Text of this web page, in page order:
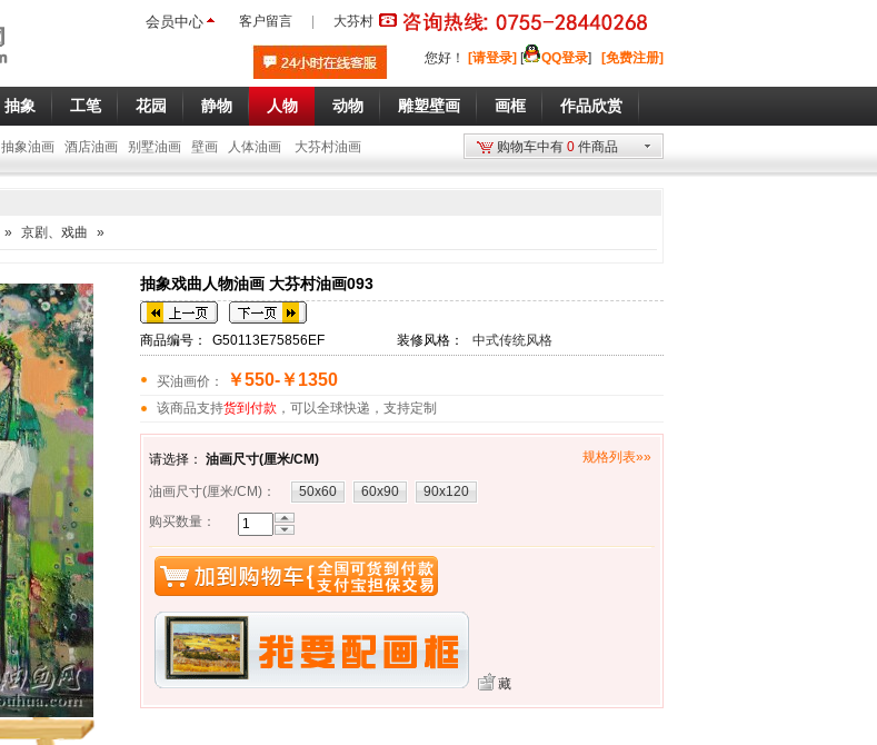
会员中心 客户留言 大芬村
您好 ！ [请登录] [ QQ登录] [免费注册]
抽象 工笔 花园 静物 人物 动物 雕塑壁画 画框 作品欣赏
抽象油画 酒店油画 别墅油画 壁画 人体油画 大芬村油画 购物车中有 0 件商品
» 京剧、戏曲 »
抽象戏曲人物油画 大芬村油画093
商品编号： G50113E75856EF 装修风格： 中式传统风格
买油画价： ￥550-￥1350
该商品支持货到付款 ，可以全球快递，支持定制
请选择： 油画尺寸(厘米/CM) 规格列表»»
油画尺寸(厘米/CM) ： 50x60 60x90
90x120
购买数量：
藏